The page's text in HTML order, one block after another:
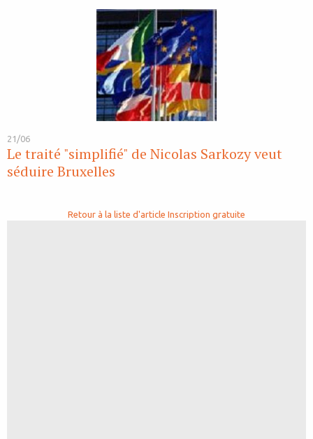
21/06
Le traité "simplifié" de Nicolas Sarkozy veut
séduire Bruxelles
Retour à la liste d'article Inscription gratuite